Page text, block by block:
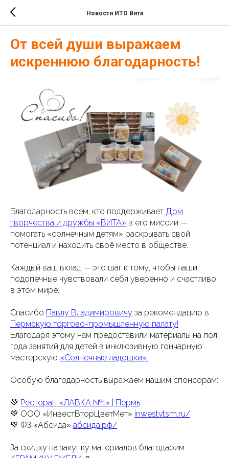
Новости ИТО Вита
От всей души выражаем
искреннюю благодарность!
Благодарность всем, кто поддерживает Дом
творчества и дружбы «ВИТА» в его миссии —
помогать «солнечным детям» раскрывать свой
потенциал и находить своё место в обществе.
Каждый ваш вклад — это шаг к тому, чтобы наши
подопечные чувствовали себя уверенно и счастливо
в этом мире.
Спасибо Павлу Владимировичу за рекомендацию в
Пермскую торгово-промышленную палату!
Благодаря этому нам предоставили материалы на пол
года занятий для детей в инклюзивную гончарную
мастерскую «Солнечные ладошки».
Особую благодарность выражаем нашим спонсорам:
💚 Ресторан «ЛАВКА №1» | Пермь
💚 ООО «ИнвестВторЦветМет» inwestvtsm.ru/
💚 ФЗ «Абсида» абсида.рф/
За скидку на закупку материалов благодарим